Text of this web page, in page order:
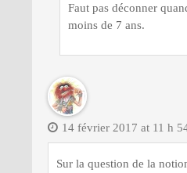
Faut pas déconner
moins de 7 ans.
14 février 2017 at 11 h
Sur la question de la